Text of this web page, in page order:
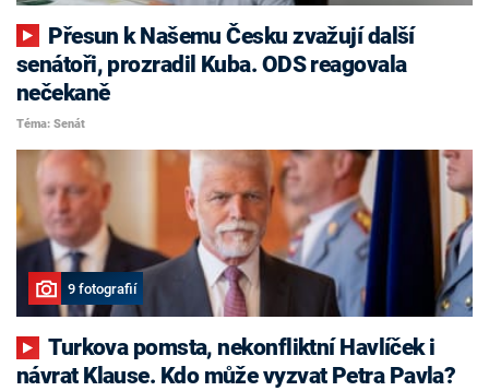
senátoři, prozradil Kuba. ODS reagovala
nečekaně
Téma: Senát
9 fotografií
Turkova pomsta, nekonfliktní Havlíček i
návrat Klause. Kdo může vyzvat Petra Pavla?